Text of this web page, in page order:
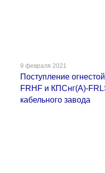
9 февраля 2021
Поступление
FRHF и КПСнг(А)-
кабельного завода